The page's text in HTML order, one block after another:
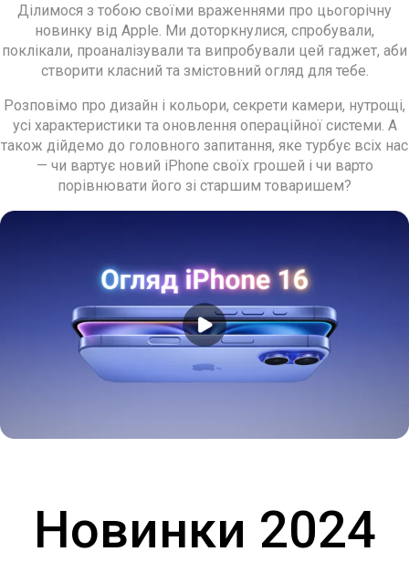
Ділимося з тобою своїми враженнями про цьогорічну
новинку від Apple. Ми доторкнулися, спробували,
поклікали, проаналізували та випробували цей гаджет, аби
створити класний та змістовний огляд для тебе.
Розповімо про дизайн і кольори, секрети камери, нутрощі,
усі характеристики та оновлення операційної системи. А
також дійдемо до головного запитання, яке турбує всіх нас
— чи вартує новий iPhone своїх грошей і чи варто
порівнювати його зі старшим товаришем?
Новинки 2024